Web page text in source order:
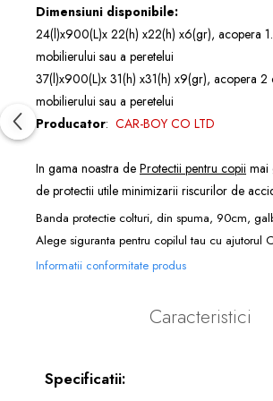
Dimensiuni disponibile:
24(l)x900(L)x 22(h) x22(h) x6(gr), acopera
mobilierului sau a peretelui
37(l)x900(L)x 31(h) x31(h) x9(gr), acopera 2
mobilierului sau a peretelui
Producator: CAR-BOY CO LTD
In gama noastra de Protectii pentru copii mai
de protectii utile minimizarii riscurilor de
Banda protectie colturi, din spuma, 90cm,
Alege siguranta pentru copilul tau cu ajutorul
Informatii conformitate produs
Caracteristici
Specificatii: